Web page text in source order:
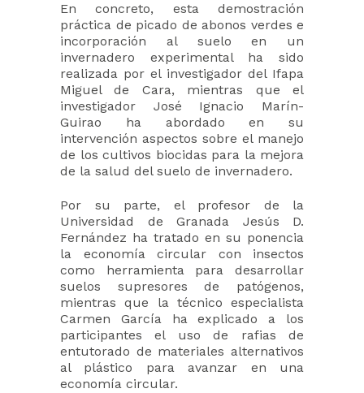
En concreto, esta demostración
práctica de picado de abonos verdes e
incorporación al suelo en un
invernadero experimental ha sido
realizada por el investigador del Ifapa
Miguel de Cara, mientras que el
investigador José Ignacio Marín-
Guirao ha abordado en su
intervención aspectos sobre el manejo
de los cultivos biocidas para la mejora
de la salud del suelo de invernadero.
Por su parte, el profesor de la
Universidad de Granada Jesús D.
Fernández ha tratado en su ponencia
la economía circular con insectos
como herramienta para desarrollar
suelos supresores de patógenos,
mientras que la técnico especialista
Carmen García ha explicado a los
participantes el uso de rafias de
entutorado de materiales alternativos
al plástico para avanzar en una
economía circular.